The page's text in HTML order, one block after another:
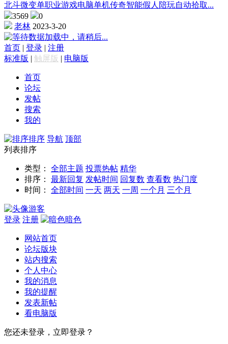
北斗微变单职业游戏电脑单机传奇智能假人陪玩自动拾取...
3569
0
老林 2023-3-20
数据加载中，请稍后...
首页 | 登录 | 注册
标准版 | 触屏版 | 电脑版
首页
论坛
发帖
搜索
我的
排序 导航 顶部
列表排序
类型： 全部主题 投票热帖 精华
排序：
最新回复 发帖时间 回复数 查看数 热门度
时间：
全部时间 一天 两天 一周 一个月 三个月
游客
登录 注册 暗色
网站首页
论坛版块
站内搜索
个人中心
我的消息
我的提醒
发表新帖
看电脑版
您还未登录，立即登录？